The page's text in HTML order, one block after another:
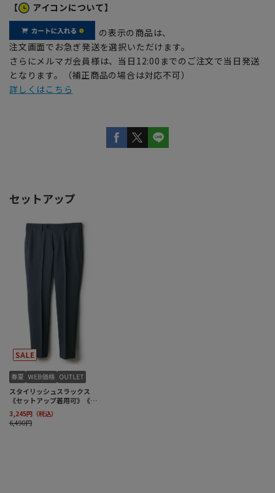
【 アイコンについて】
の表示の商品は、
注文画面でお急ぎ発送を選択いただけます。
さらにメルマガ会員様は、当日12:00までのご注文で当日発送
となります。（補正商品の場合は対応不可）
詳しくはこちら